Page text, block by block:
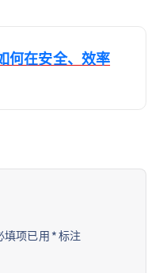
何在安全、效率
填项已用 *标注